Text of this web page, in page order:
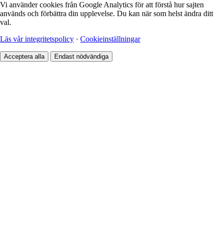
Vi använder cookies från Google Analytics för att förstå hur sajten
används och förbättra din upplevelse. Du kan när som helst ändra ditt
val.
Läs vår integritetspolicy · Cookieinställningar
Acceptera alla Endast nödvändiga